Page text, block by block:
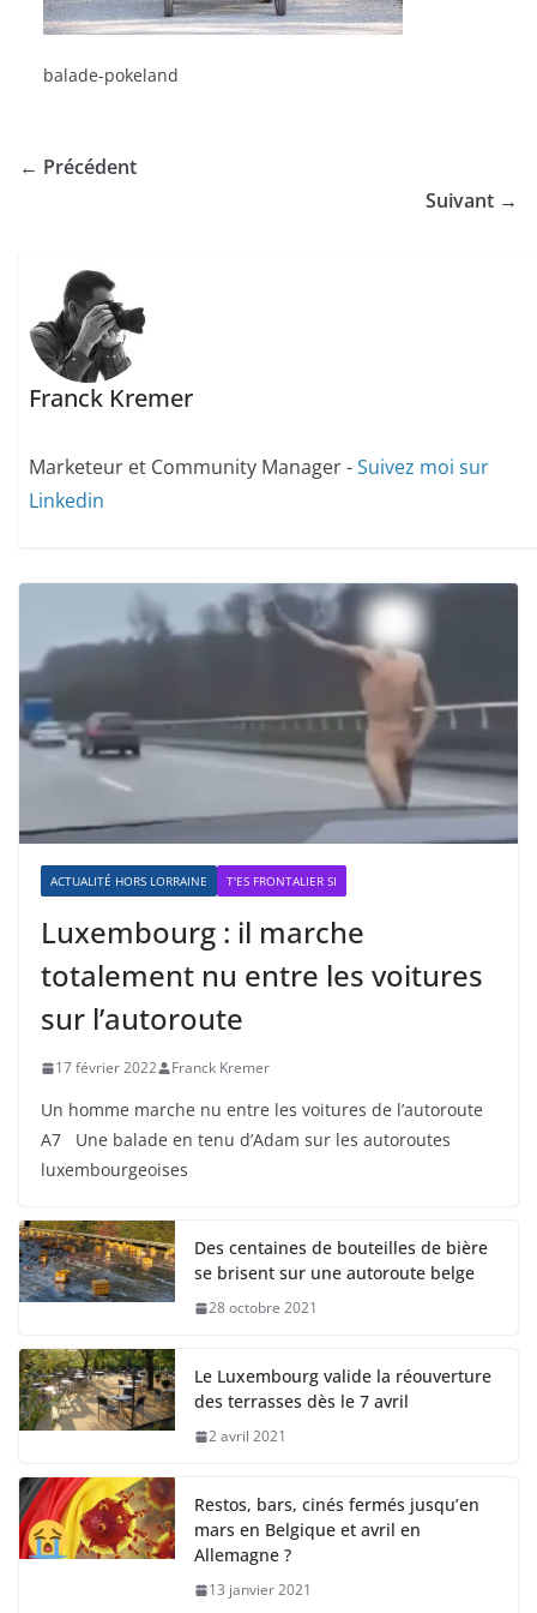
balade-pokeland
← Précédent
Suivant →
Franck Kremer
Marketeur et Community Manager -Suivez moi sur
Linkedin
ACTUALITÉ HORS LORRAINE T'ES FRONTALIER SI
Luxembourg : il marche
totalement nu entre les voitures
sur l’autoroute
17 février 2022 Franck Kremer
Un homme marche nu entre les voitures de l’autoroute
A7 Une balade en tenu d’Adam sur les autoroutes
luxembourgeoises
Des centaines de bouteilles de bière
se brisent sur une autoroute belge
28 octobre 2021
Le Luxembourg valide la réouverture
des terrasses dès le 7 avril
2 avril 2021
Restos, bars, cinés fermés jusqu’en
mars en Belgique et avril en
Allemagne ?
13 janvier 2021